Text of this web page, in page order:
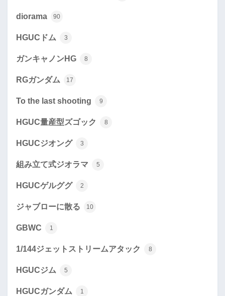
diorama 90
HGUCドム 3
ガンキャノンHG 8
RGガンダム 17
To the last shooting 9
HGUC量産型ズゴック 8
HGUCジオング 3
組み立て式ジオラマ 5
HGUCゲルググ 2
ジャブローに散る 10
GBWC 1
1/144ジェットストリームアタック 8
HGUCジム 5
HGUCガンダム 1